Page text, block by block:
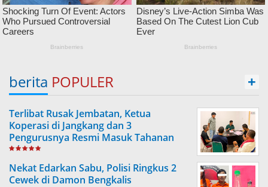
berita POPULER +
Terlibat Rusak Jembatan, Ketua
Koperasi di Jangkang dan 3
Pengurusnya Resmi Masuk Tahanan
Jaksa
Nekat Edarkan Sabu, Polisi Ringkus 2
Cewek di Damon Bengkalis